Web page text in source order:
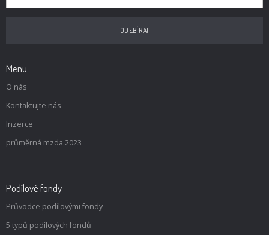
Menu
O nás
Kontaktujte nás
Inzerce
průměrná mzda 2023
Podílové fondy
Průvodce podílovými fondy
5 typů podílových fondů